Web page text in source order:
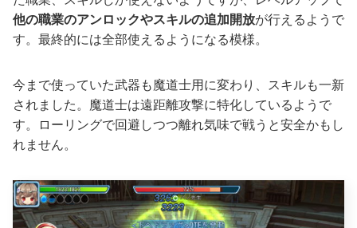
他の職業のアンロックやスキルの追加開放が行えるようで
す。最終的には全部使えるようになる模様。
今まで使っていた武器も魔道士用に変わり、スキルも一新
されました。魔道士は遠距離攻撃に特化しているようで
す。ローリングで回避しつつ離れ気味で戦うと安全かもし
れません。